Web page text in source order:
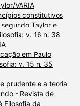
VARIA
constitutivos
Taylor e
v. 16 n. 38
em Paulo
v. 15 n. 35
prudente e a teoria
- Revista de
Filosofia da